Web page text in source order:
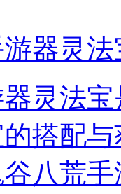
游器灵
灵法
搭配
八荒